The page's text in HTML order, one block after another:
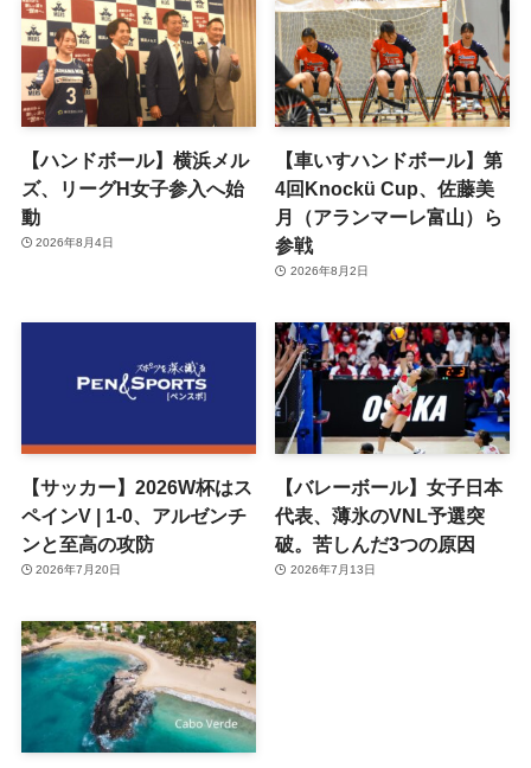
【ハンドボール】横浜メル
ズ、リーグH女子参入へ始
動
2026年8月4日
【車いすハンドボール】第
4回Knockü Cup、佐藤美
月（アランマーレ富山）ら
参戦
2026年8月2日
【サッカー】2026W杯はス
ペインV | 1-0、アルゼンチ
ンと至高の攻防
2026年7月20日
【バレーボール】女子日本
代表、薄氷のVNL予選突
破。苦しんだ3つの原因
2026年7月13日